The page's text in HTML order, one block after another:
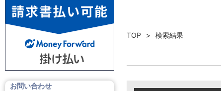
お問い合わせ
TOP 検索結果